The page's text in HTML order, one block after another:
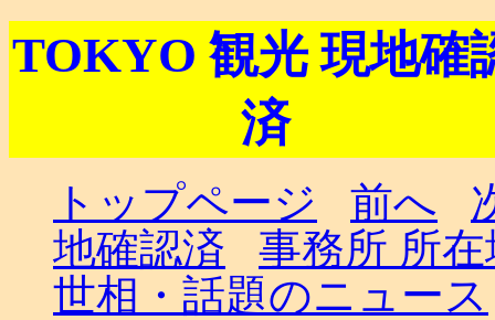
TOKYO 観光 現地確
済
トップページ 前へ
地確認済
事務所 所
世相・話題のニュース